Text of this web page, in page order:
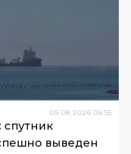
05 08 2026 06:55
выведен